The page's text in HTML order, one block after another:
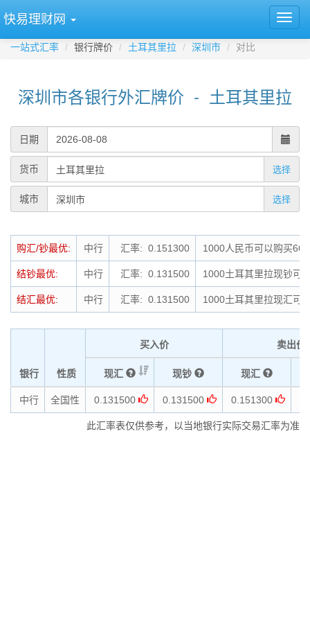
快易理财网
一站式汇率 银行牌价 土耳其里拉 深圳市 对比
深圳市各银行外汇牌价 - 土耳其里拉
日期
货币 选择
城市 选择
购汇/钞最优: 中行 汇率: 0.151300 1000人民币可以购买
结钞最优: 中行 汇率: 0.131500 1000土耳其里拉现钞可
结汇最优: 中行 汇率: 0.131500 1000土耳其里拉现汇可
银行 性质
买入价 卖出价
现汇 现钞 现汇
中行 全国性 0.131500 0.131500 0.151300
此汇率表仅供参考，以当地银行实际交易汇率为准